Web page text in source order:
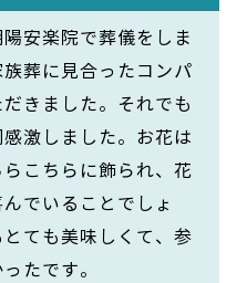
安楽院で葬儀をしま
葬に見合ったコンパ
きました。それでも
激しました。お花は
こちらに飾られ、花
でいることでしょ
ても美味しくて、参
たです。